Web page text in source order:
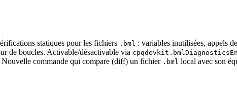
statiques pour les fichiers .bml : variables inutilisées, appels
de boucles. Activable/désactivable via
Nouvelle commande qui compare (diff) un fichier .bml local avec son